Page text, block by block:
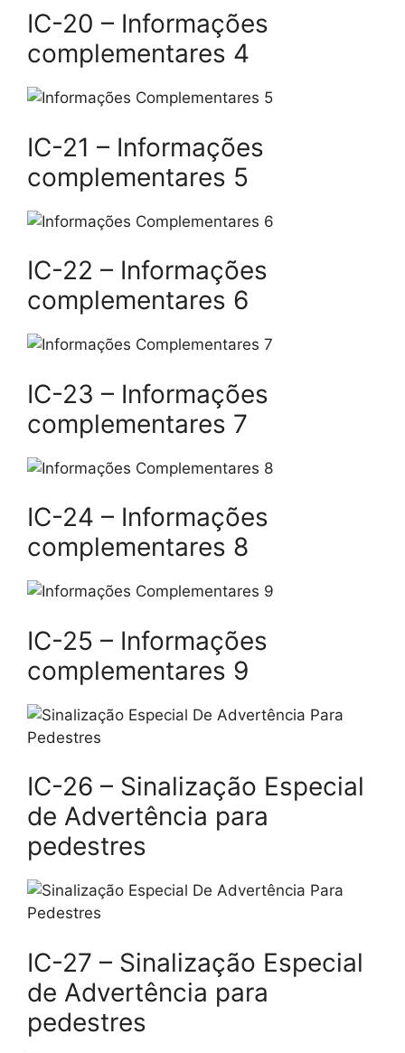
IC-20 – Informações
complementares 4
IC-21 – Informações
complementares 5
IC-22 – Informações
complementares 6
IC-23 – Informações
complementares 7
IC-24 – Informações
complementares 8
IC-25 – Informações
complementares 9
IC-26 – Sinalização Especial
de Advertência para
pedestres
IC-27 – Sinalização Especial
de Advertência para
pedestres